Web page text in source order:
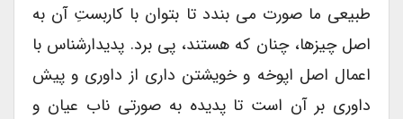
طبیعی ما صورت می بندد تا بتوان با کاربستِ آن به
اصل چیزها، چنان که هستند، پی برد. پدیدارشناس با
اعمال اصل اپوخه و خویشتن داری از داوری و پیش
داوری بر آن است تا پدیده به صورتی ناب عیان و